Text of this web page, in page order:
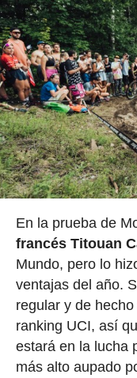
En la prueba de
francés Titouan
Mundo, pero lo
ventajas del año.
regular y de
ranking UCI, así
estará en la lucha
más alto aupado